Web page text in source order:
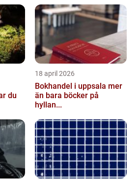
18 april 2026
Bokhandel i uppsala mer
än bara böcker på
hyllan...